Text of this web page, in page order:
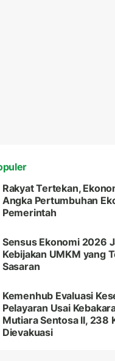
Rakyat Tertekan,
Angka Pertumbuhan
Pemerintah
Sensus Ekonomi 2026
Kebijakan UMKM yang
Sasaran
Kemenhub Evaluasi
Pelayaran Usai
Mutiara Sentosa II, 238
Dievakuasi